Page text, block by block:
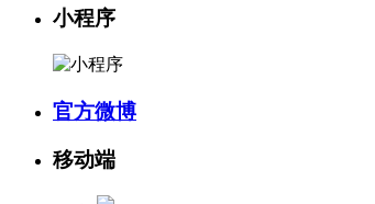
小程序
官方微博
移动端